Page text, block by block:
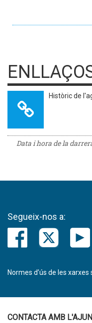
Històric de
Data i hora de la
Segueix-nos a:
Normes d’ús de les xarxes
CONTACTA AMB